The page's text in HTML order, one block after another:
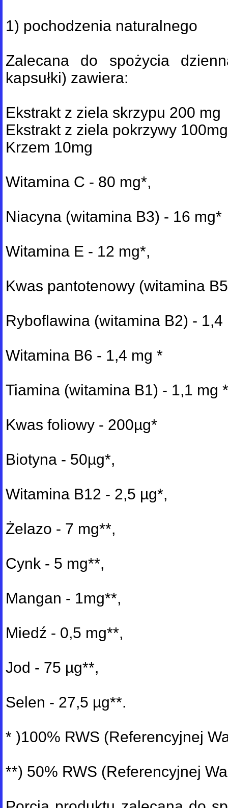
1) pochodzenia naturalnego
Zalecana do spożycia
kapsułki) zawiera:
Ekstrakt z ziela skrzypu 200 mg
Ekstrakt z ziela pokrzywy 100mg
Krzem 10mg
Witamina C - 80 mg*,
Niacyna (witamina B3) - 16 mg*
Witamina E - 12 mg*,
Kwas pantotenowy (witamina
Ryboflawina (witamina B2) - 1,4
Witamina B6 - 1,4 mg *
Tiamina (witamina B1) - 1,1 mg *
Kwas foliowy - 200µg*
Biotyna - 50µg*,
Witamina B12 - 2,5 µg*,
Żelazo - 7 mg**,
Cynk - 5 mg**,
Mangan - 1mg**,
Miedź - 0,5 mg**,
Jod - 75 µg**,
Selen - 27,5 µg**.
* )100% RWS (Referencyjnej
**) 50% RWS (Referencyjnej